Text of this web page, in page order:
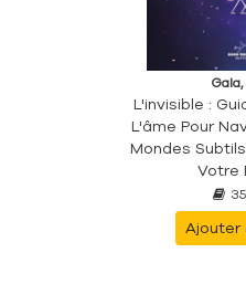
L'invisible :
L'âme Pour
Mondes
Votre
Ajouter